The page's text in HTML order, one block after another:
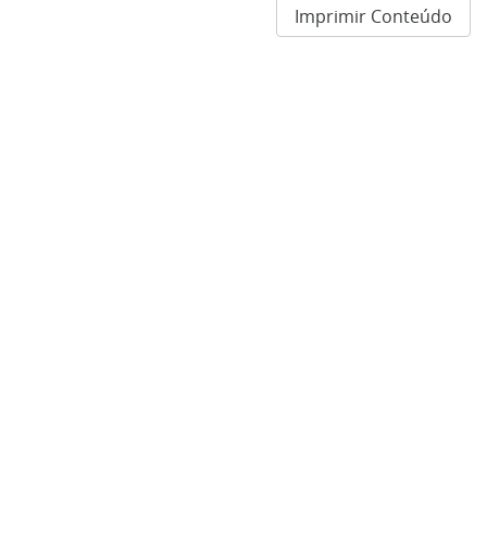
Imprimir Conteúdo